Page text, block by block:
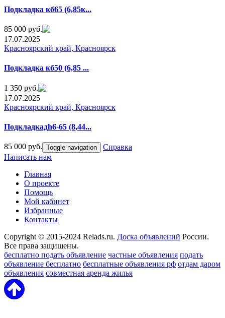
Пoдклaдка кб65 (6,85к...
85 000 руб.
17.07.2025
Красноярский край, Красноярск
Подкладка кб50 (6,85 ...
1 350 руб.
17.07.2025
Красноярский край, Красноярск
Подклaдкaдh6-65 (8,44...
85 000 руб. Toggle navigation
Справка
Написать нам
Главная
О проекте
Помощь
Мой кабинет
Избранные
Контакты
Copyright © 2015-2024 Relads.ru. Доска объявлений России.
Все права защищены.
бесплатно подать объявление частные объявления подать
объявление бесплатно бесплатные объявления рф отдам даром
объявления совместная аренда жилья